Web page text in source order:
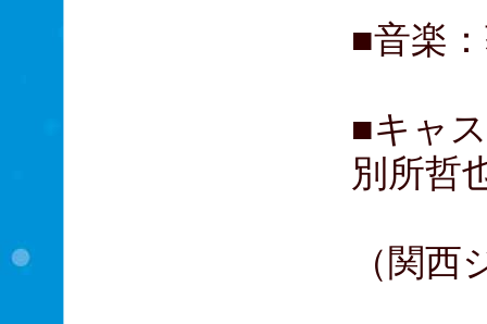
■音楽
■キャ
別所
（関西